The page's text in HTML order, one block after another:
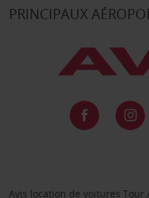
PRINCIPAUX
Avis location de voitures Tour